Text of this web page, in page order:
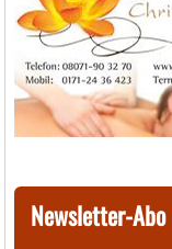
Newsletter-Abo